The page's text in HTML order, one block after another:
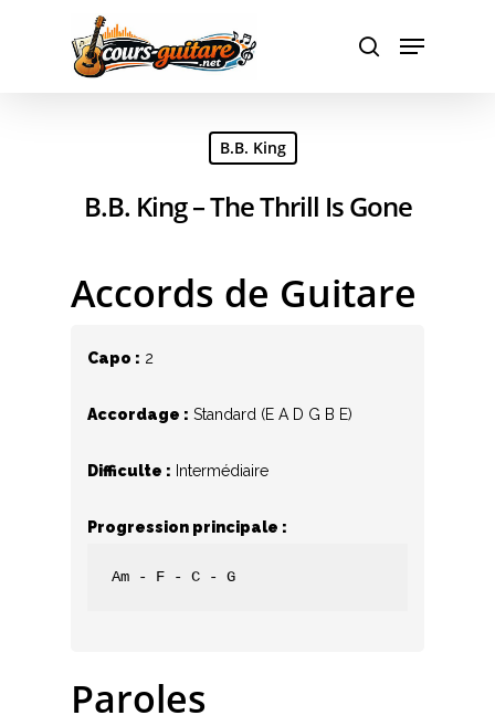
Hit enter to search or ESC to close
B.B. King
B.B. King – The Thrill Is Gone
Accords de Guitare
Capo : 2
Accordage : Standard (E A D G B E)
Difficulte : Intermédiaire
Progression principale :
Am - F - C - G
Paroles